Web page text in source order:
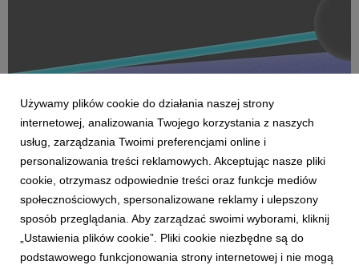
AKTUALNOŚCI
Dentsu wzmacnia kompetencje Business
Transformation w Polsce
27 kwietnia 2026
Używamy plików cookie do działania naszej strony
internetowej, analizowania Twojego korzystania z naszych
usług, zarządzania Twoimi preferencjami online i
personalizowania treści reklamowych. Akceptując nasze pliki
cookie, otrzymasz odpowiednie treści oraz funkcje mediów
społecznościowych, spersonalizowane reklamy i ulepszony
sposób przeglądania. Aby zarządzać swoimi wyborami, kliknij
„Ustawienia plików cookie”. Pliki cookie niezbędne są do
podstawowego funkcjonowania strony internetowej i nie mogą